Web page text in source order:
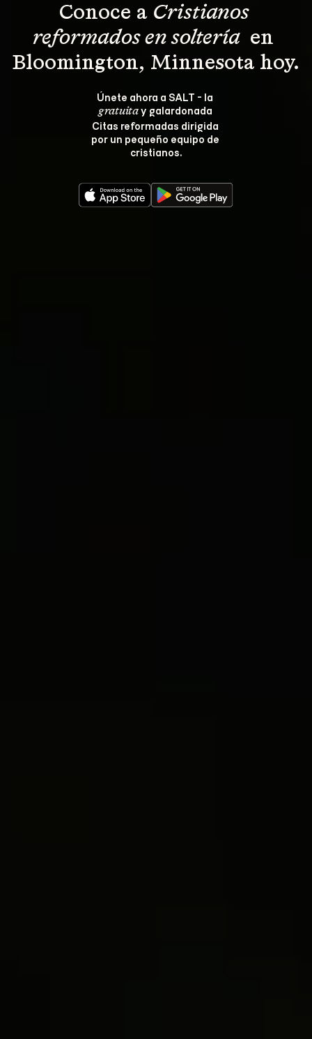
Conoce a Cristianos
reformados en soltería en
Bloomington, Minnesota hoy.
Únete ahora a SALT - la
gratuita y galardonada
Citas reformadas dirigida
por un pequeño equipo de
cristianos.